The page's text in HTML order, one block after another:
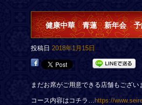
健康中華 青蓮 新年会
投稿日 2018年1月15日
まだお席がご用意できる店舗もござい
コース内容はコチラ… https://